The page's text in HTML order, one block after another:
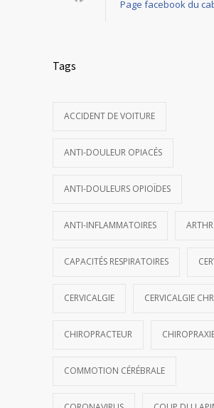
Page facebook du
Tags
ACCIDENT DE VOITURE
ANTI-DOULEUR OPIACÉS
ANTI-DOULEURS OPIOÏDES
ANTI-INFLAMMATOIRES
CAPACITÉS RESPIRATOIRES
CERVICALGIE CERVICALGIE
CHIROPRACTEUR
COMMOTION CÉRÉBRALE